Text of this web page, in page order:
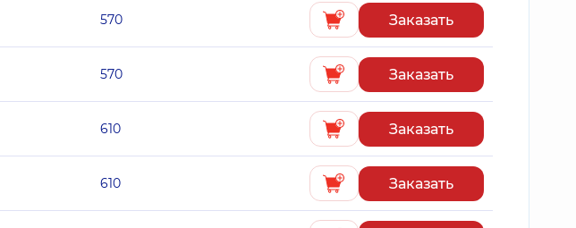
570 Заказать
570 Заказать
610 Заказать
610 Заказать